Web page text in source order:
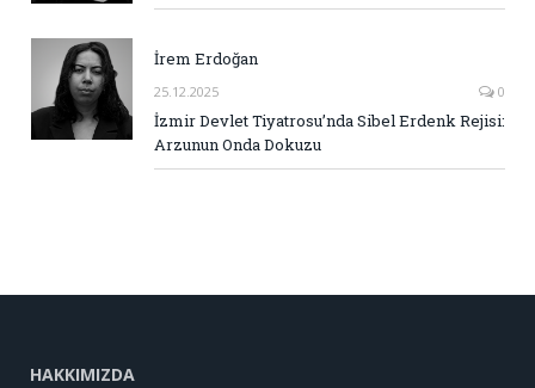
İrem Erdoğan
25.12.2025 0
İzmir Devlet Tiyatrosu’nda Sibel Erdenk Rejisi:
Arzunun Onda Dokuzu
HAKKIMIZDA